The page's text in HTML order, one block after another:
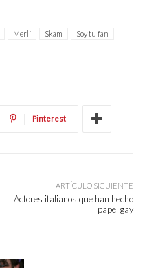
Merlí Skam Soy tu fan
Pinterest
ARTÍCULO SIGUIENTE
Actores italianos que han hecho
papel gay